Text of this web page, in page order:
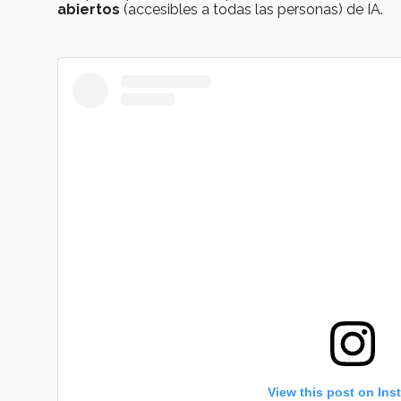
abiertos (accesibles a todas las personas) de IA.
View this post on